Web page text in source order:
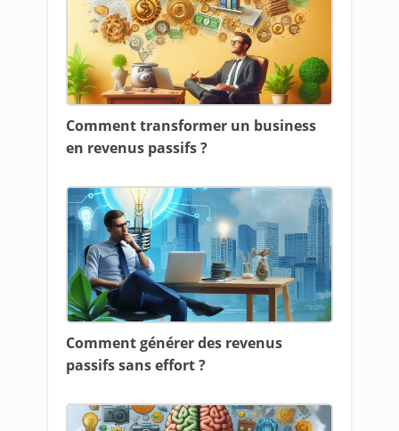
Comment transformer un business
en revenus passifs ?
Comment générer des revenus
passifs sans effort ?